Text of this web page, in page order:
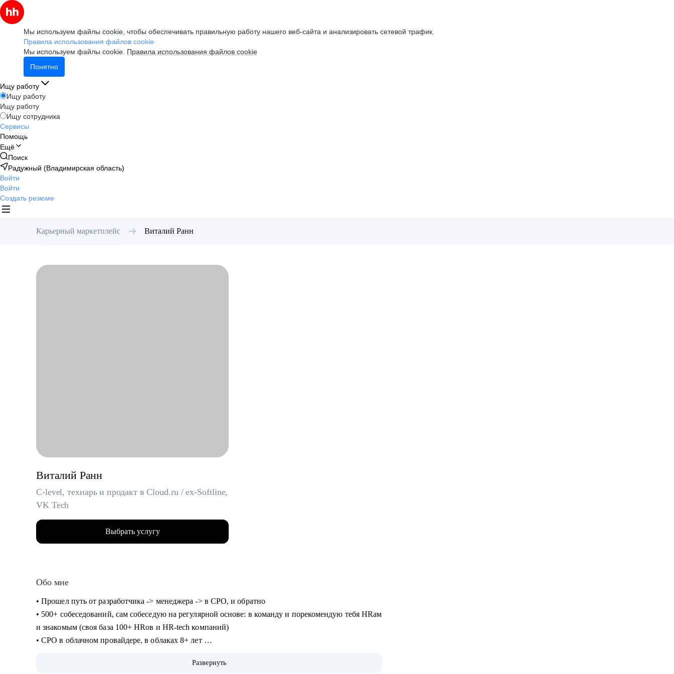
Мы используем файлы cookie, чтобы обеспечивать правильную работу нашего веб-сайта и анализировать сетевой трафик.
Правила использования файлов cookie
Мы используем файлы cookie. Правила использования файлов cookie
Понятно
Ищу работу
Ищу работу
Ищу работу
Ищу сотрудника
Сервисы
Помощь
Ещё
Поиск
Радужный (Владимирская область)
Войти
Войти
Создать резюме
Карьерный маркетплейс Виталий Ранн
Виталий Ранн
C-level, технарь и продакт в Cloud.ru / ex-Softline,
VK Tech
Выбрать услугу
Обо мне
• Прошел путь от разработчика -> менеджера -> в CPO, и обратно
• 500+ собеседований, сам собеседую на регулярной основе: в команду и порекомендую тебя HRам
и знакомым (своя база 100+ HRов и HR-tech компаний)
• CPO в облачном провайдере, в облаках 8+ лет
Развернуть